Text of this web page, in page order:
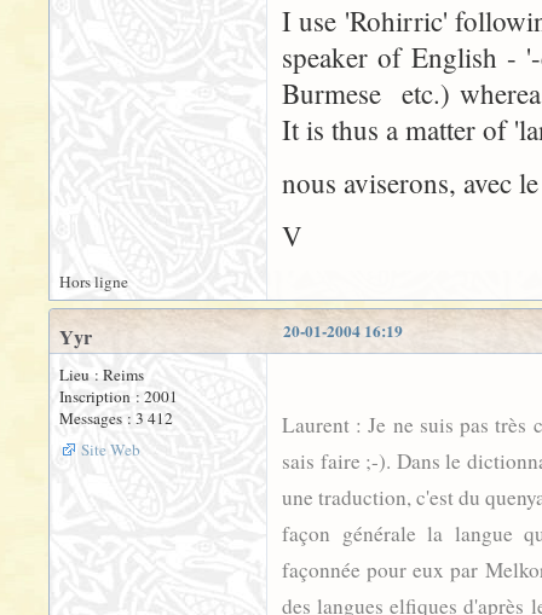
I use 'Rohirric'
speaker of English - '-
Burmese etc.)
It is thus a matter of
nous aviserons, avec
V
Hors ligne
20-01-2004 16:19
Yyr
Lieu : Reims
Inscription : 2001
Messages : 3 412
Site Web
Laurent : Je ne suis pas très
sais faire ;-). Dans le
une traduction, c'est du
façon générale la langue
façonnée pour eux par
des langues elfiques d'après